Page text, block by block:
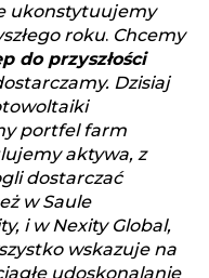
ukonstytuujemy
roku. Chcemy
do przyszłości
Dzisiaj
portfel farm
aktywa, z
dostarczać
w Saule
i w Nexity Global,
wskazuje na
udoskonalanie